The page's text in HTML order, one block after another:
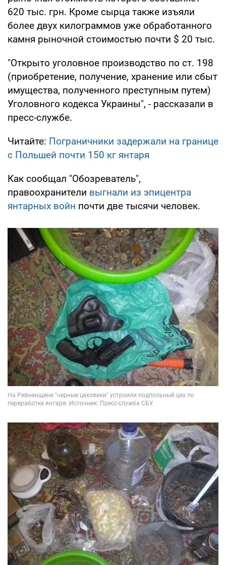
620 тыс. грн. Кроме сырца также изъяли
более двух килограммов уже обработанного
камня рыночной стоимостью почти $ 20 тыс.
"Открыто уголовное производство по ст. 198
(приобретение, получение, хранение или сбыт
имущества, полученного преступным путем)
Уголовного кодекса Украины", - рассказали в
пресс-службе.
Читайте: Пограничники задержали на границе
с Польшей почти 150 кг янтаря
Как сообщал "Обозреватель",
правоохранители выгнали из эпицентра
янтарных войн почти две тысячи человек.